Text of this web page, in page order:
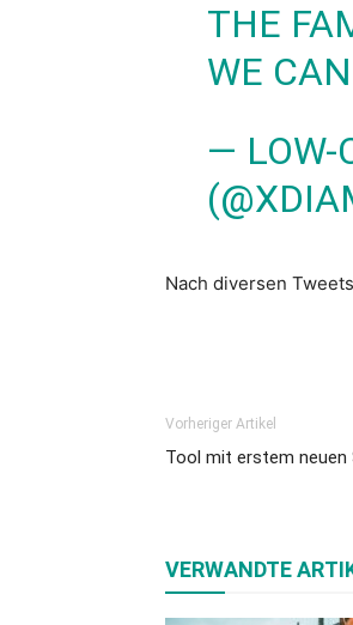
THE
WE
— LOW-
Nach diversen
Vorheriger Artikel
Tool mit erstem neuen
VERWANDTE